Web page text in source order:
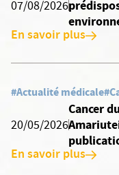
07/08/2026
En savoir plus
#Actualité médicale
20/05/2026
Cancer
En savoir plus